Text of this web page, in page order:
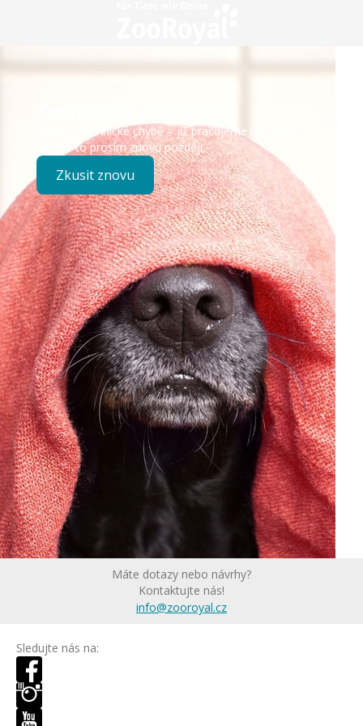
Došlo k technické chybě – již pracujeme na opravě.
Zkuste to prosím znovu později.
Zkusit znovu
Máte dotazy nebo návrhy?
Kontaktujte nás!
info@zooroyal.cz
Sledujte nás na: